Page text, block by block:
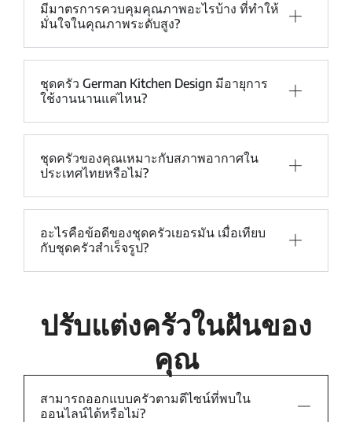
มีมาตรการควบคุมคุณภาพอะไรบ้าง ที่ทำให้
มั่นใจในคุณภาพระดับสูง?
ชุดครัว German Kitchen Design มีอายุการ
ใช้งานนานแค่ไหน?
ชุดครัวของคุณเหมาะกับสภาพอากาศใน
ประเทศไทยหรือไม่?
อะไรคือข้อดีของชุดครัวเยอรมัน เมื่อเทียบ
กับชุดครัวสำเร็จรูป?
ปรับแต่งครัวในฝันของ
คุณ
สามารถออกแบบครัวตามดีไซน์ที่พบใน
ออนไลน์ได้หรือไม่?